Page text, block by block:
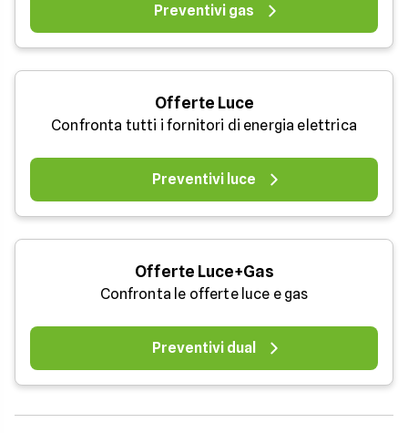
Preventivi gas
Offerte Luce
Confronta tutti i fornitori di energia elettrica
Preventivi luce
Offerte Luce+Gas
Confronta le offerte luce e gas
Preventivi dual